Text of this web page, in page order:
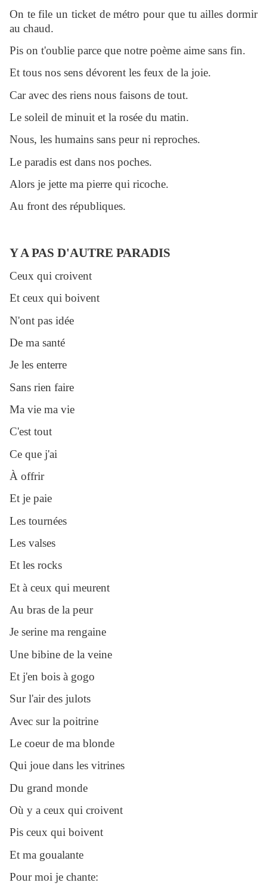
On te file un ticket de métro pour que tu ailles dormir
au chaud.
Pis on t'oublie parce que notre poème aime sans fin.
Et tous nos sens dévorent les feux de la joie.
Car avec des riens nous faisons de tout.
Le soleil de minuit et la rosée du matin.
Nous, les humains sans peur ni reproches.
Le paradis est dans nos poches.
Alors je jette ma pierre qui ricoche.
Au front des républiques.
Y A PAS D'AUTRE PARADIS
Ceux qui croivent
Et ceux qui boivent
N'ont pas idée
De ma santé
Je les enterre
Sans rien faire
Ma vie ma vie
C'est tout
Ce que j'ai
À offrir
Et je paie
Les tournées
Les valses
Et les rocks
Et à ceux qui meurent
Au bras de la peur
Je serine ma rengaine
Une bibine de la veine
Et j'en bois à gogo
Sur l'air des julots
Avec sur la poitrine
Le coeur de ma blonde
Qui joue dans les vitrines
Du grand monde
Où y a ceux qui croivent
Pis ceux qui boivent
Et ma goualante
Pour moi je chante: